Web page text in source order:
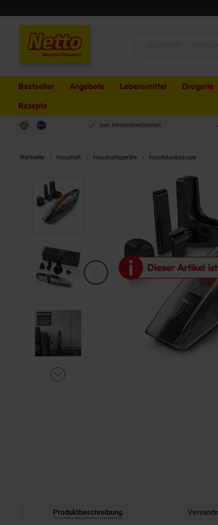
Bestseller Angebote Lebensmittel Drogerie
Rezepte
kein Mindestbestellwert
Startseite Haushalt Haushaltsgeräte Handstaubsauger
Produktbeschreibung